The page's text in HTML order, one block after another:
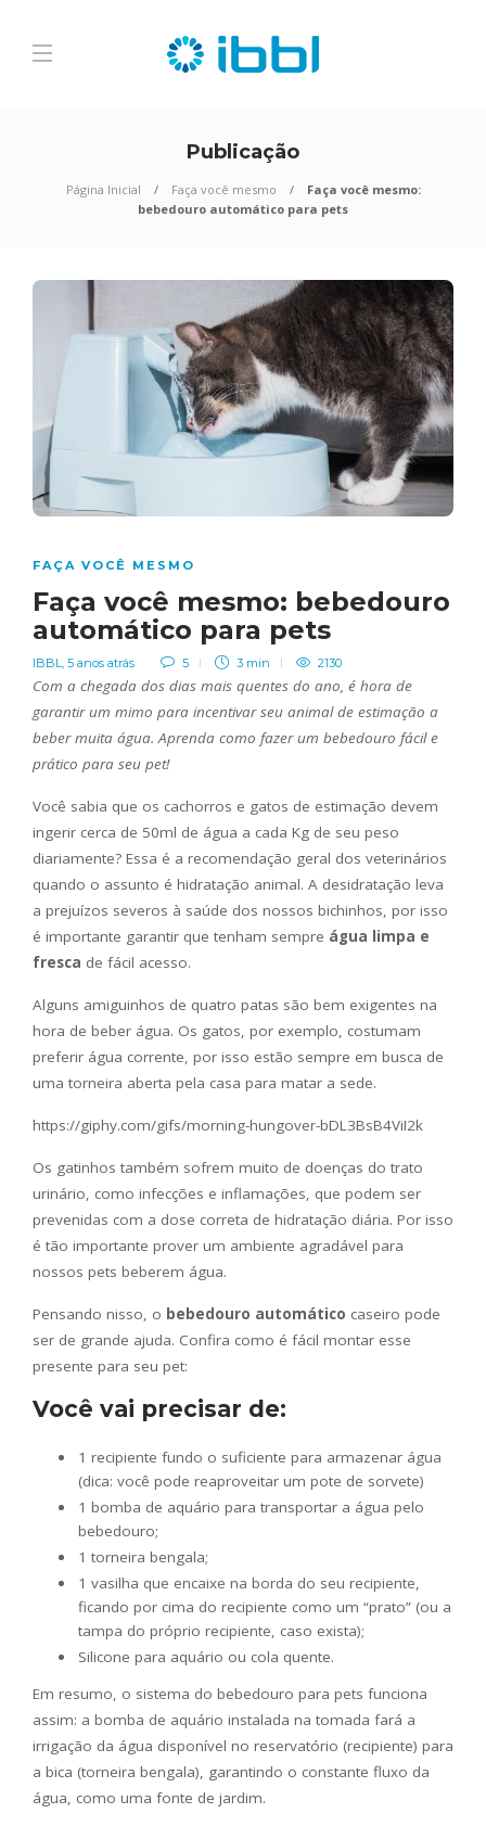
Publicação
Página Inicial Faça você mesmo
Faça você mesmo:
bebedouro automático para pets
FAÇA VOCÊ MESMO
Faça você mesmo: bebedouro
automático para pets
IBBL, 5 anos atrás 5 3 min 2130
Com a chegada dos dias mais quentes do ano, é hora de
garantir um mimo para incentivar seu animal de estimação a
beber muita água. Aprenda como fazer um bebedouro fácil e
prático para seu pet!
Você sabia que os cachorros e gatos de estimação devem
ingerir cerca de 50ml de água a cada Kg de seu peso
diariamente? Essa é a recomendação geral dos veterinários
quando o assunto é hidratação animal. A desidratação leva
a prejuízos severos à saúde dos nossos bichinhos, por isso
é importante garantir que tenham sempre água limpa e
fresca de fácil acesso.
Alguns amiguinhos de quatro patas são bem exigentes na
hora de beber água. Os gatos, por exemplo, costumam
preferir água corrente, por isso estão sempre em busca de
uma torneira aberta pela casa para matar a sede.
https://giphy.com/gifs/morning-hungover-bDL3BsB4ViI2k
Os gatinhos também sofrem muito de doenças do trato
urinário, como infecções e inflamações, que podem ser
prevenidas com a dose correta de hidratação diária. Por isso
é tão importante prover um ambiente agradável para
nossos pets beberem água.
Pensando nisso, o bebedouro automático caseiro pode
ser de grande ajuda. Confira como é fácil montar esse
presente para seu pet:
Você vai precisar de:
1 recipiente fundo o suficiente para armazenar água
(dica: você pode reaproveitar um pote de sorvete)
1 bomba de aquário para transportar a água pelo
bebedouro;
1 torneira bengala;
1 vasilha que encaixe na borda do seu recipiente,
ficando por cima do recipiente como um “prato” (ou a
tampa do próprio recipiente, caso exista);
Silicone para aquário ou cola quente.
Em resumo, o sistema do bebedouro para pets funciona
assim: a bomba de aquário instalada na tomada fará a
irrigação da água disponível no reservatório (recipiente) para
a bica (torneira bengala), garantindo o constante fluxo da
água, como uma fonte de jardim.